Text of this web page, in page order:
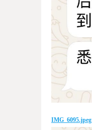
IMG_6095.jpeg